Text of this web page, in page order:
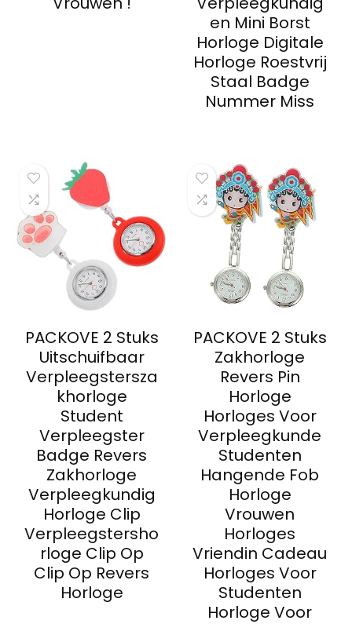
en Mini Borst
Horloge Digitale
Horloge Roestvrij
Staal Badge
Nummer Miss
PACKOVE 2 Stuks
Uitschuifbaar
Verpleegstersza
khorloge
Student
Verpleegster
Badge Revers
Zakhorloge
Verpleegkundig
Horloge Clip
Verpleegstersho
rloge Clip Op
Clip Op Revers
Horloge
PACKOVE 2 Stuks
Zakhorloge
Revers Pin
Horloge
Horloges Voor
Verpleegkunde
Studenten
Hangende Fob
Horloge
Vrouwen
Horloges
Vriendin Cadeau
Horloges Voor
Studenten
Horloge Voor